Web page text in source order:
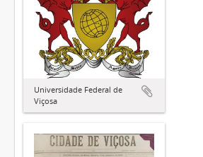
Universidade Federal de
Viçosa